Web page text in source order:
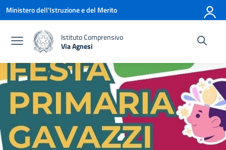
Vai ai contenuti
Vai al menu di navigazione
Vai al footer
Ministero dell'Istruzione e del Merito
Istituto Comprensivo
Via Agnesi
— Visita la pagina iniziale della scuola